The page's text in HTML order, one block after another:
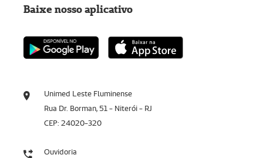
Unimed Leste Fluminense
Rua Dr. Borman, 51 - Niterói - RJ
CEP: 24020-320
Ouvidoria
Baixe nosso aplicativo